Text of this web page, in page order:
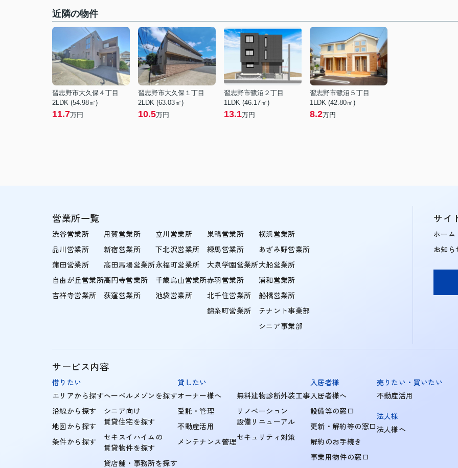
近隣の物件
習志野市大久保４丁目
2LDK (54.98㎡)
11.7万円
習志野市大久保１丁目
2LDK (63.03㎡)
10.5万円
習志野市鷺沼２丁目
1LDK (46.17㎡)
13.1万円
習志野市鷺沼５丁目
1LDK (42.80㎡)
8.2万円
営業所一覧
渋谷営業所
品川営業所
蒲田営業所
自由が丘営業所
吉祥寺営業所
用賀営業所
新宿営業所
高田馬場営業所
高円寺営業所
荻窪営業所
立川営業所
下北沢営業所
永福町営業所
千歳烏山営業所
池袋営業所
巣鴨営業所
練馬営業所
大泉学園営業所
赤羽営業所
北千住営業所
錦糸町営業所
横浜営業所
あざみ野営業所
大船営業所
浦和営業所
船橋営業所
テナント事業部
シニア事業部
サイ
ホーム
お知ら
サービス内容
借りたい
エリアから探す
沿線から探す
地図から探す
条件から探す
ヘーベルメゾンを探す
シニア向け
賃貸住宅を探す
セキスイハイムの
賃貸物件を探す
貸店舗・事務所を探す
貸したい
オーナー様へ
受託・管理
不動産活用
メンテナンス管理
無料建物診断外装工事
リノベーション
設備リニューアル
セキュリティ対策
入居者様
入居者様へ
設備等の窓口
更新・解約等の窓口
解約のお手続き
事業用物件の窓口
売りたい・買いたい
不動産活用
法人様
法人様へ